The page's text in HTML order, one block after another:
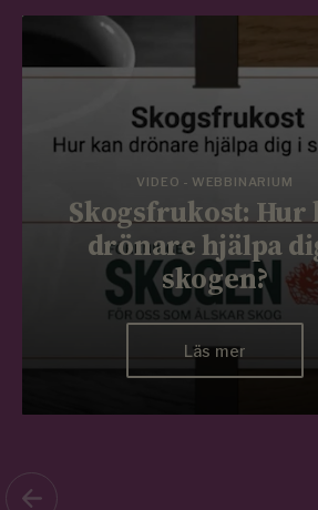
VIDEO - WEBBINARIUM
Skogsfrukost: Hur
drönare hjälpa
skogen?
Läs mer